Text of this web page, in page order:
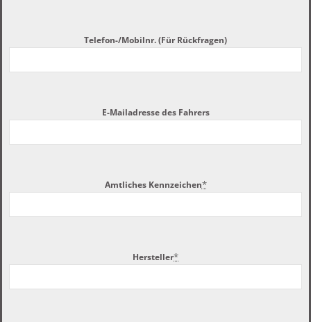
Telefon-/Mobilnr. (Für Rückfragen)
E-Mailadresse des Fahrers
Amtliches Kennzeichen*
Hersteller*